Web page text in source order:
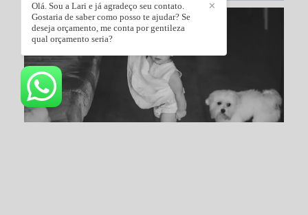
✕
Olá. Sou a Lari e já agradeço seu contato.
Gostaria de saber como posso te ajudar? Se
deseja orçamento, me conta por gentileza
qual orçamento seria?